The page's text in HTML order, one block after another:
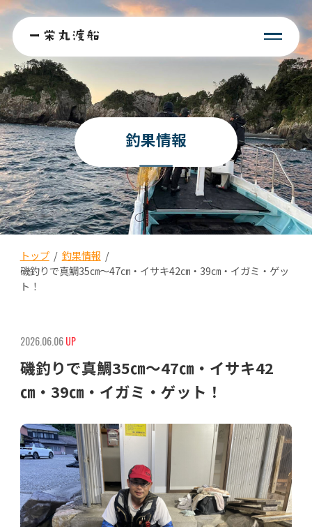
釣果情報
トップ/ 釣果情報 /
磯釣りで真鯛35㎝〜47㎝・イサキ42㎝・39㎝・イガミ・ゲッ
ト！
2026.06.06UP
磯釣りで真鯛35㎝〜47㎝・イサキ42
㎝・39㎝・イガミ・ゲット！